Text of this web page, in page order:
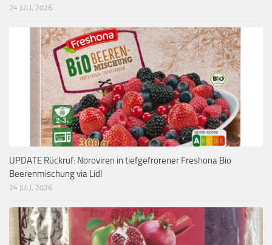
24 JULI, 2026
UPDATE Rückruf: Noroviren in tiefgefrorener Freshona Bio
Beerenmischung via Lidl
24 JULI, 2026